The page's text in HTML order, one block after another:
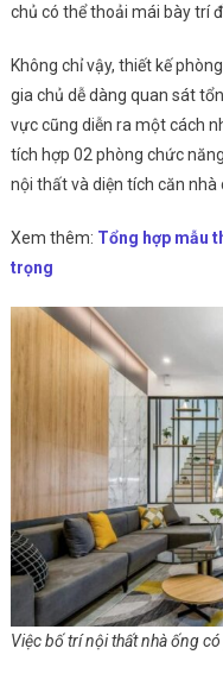
chủ có thể thoải mái bày trí
Không chỉ vậy, thiết kế
gia chủ dễ dàng quan sát
vực cũng diễn ra một cách
tích hợp 02 phòng chức
nội thất và diện tích căn
Xem thêm: Tổng hợp mẫu
trọng
Việc bố trí nội thất nhà ống